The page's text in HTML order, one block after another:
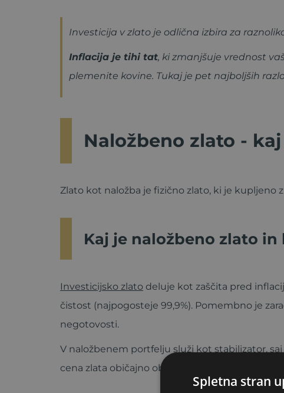
Investicija v zlato je odlična izbira za
Inflacija je tihi tat, ki zmanjšuje vrednost
plemenite kovine. Tukaj je pet najboljših
Naložbeno zlato -
Zlato kot naložba je fizično zlato, ki je kupljeno
Kaj je naložbeno zlato
Investicijsko zlato deluje kot zaščita pred
čistost (najpogosteje 99,9%). Pomembno je
negotovosti.
V naložbenem portfelju služi kot stabilizator,
cena zlata običajno obnaša drugače kot cene
Spletna stran